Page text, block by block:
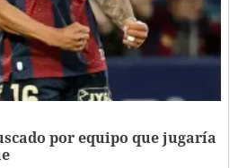
por equipo que jugaría